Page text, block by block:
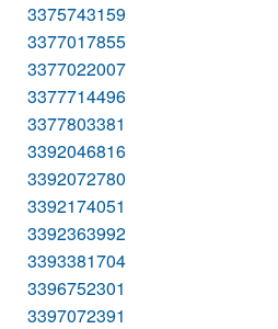
3375743159
3377017855
3377022007
3377714496
3377803381
3392046816
3392072780
3392174051
3392363992
3393381704
3396752301
3397072391